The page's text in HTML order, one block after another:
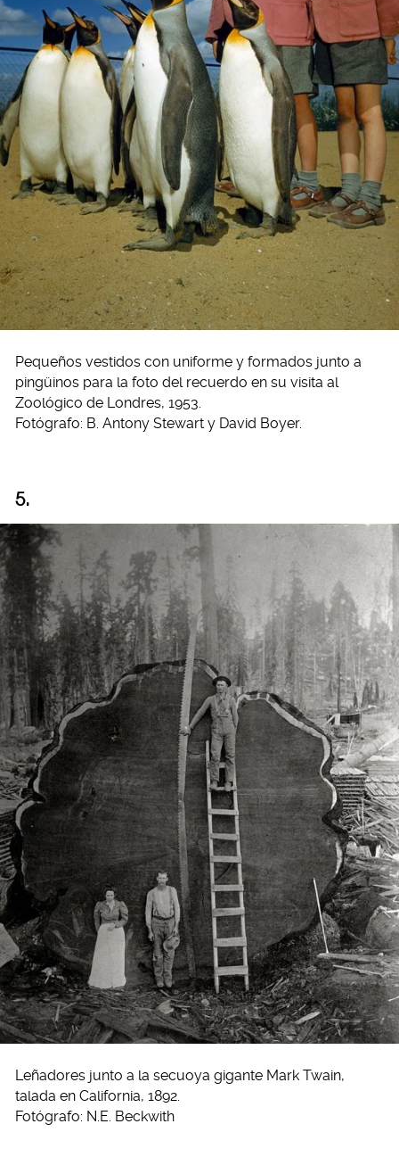
Pequeños vestidos con uniforme y formados junto a
pingüinos para la foto del recuerdo en su visita al
Zoológico de Londres, 1953.
Fotógrafo: B. Antony Stewart y David Boyer.
5.
Leñadores junto a la secuoya gigante Mark Twain,
talada en California, 1892.
Fotógrafo: N.E. Beckwith